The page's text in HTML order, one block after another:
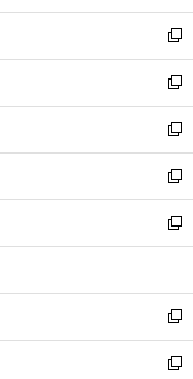
開
く
ウ
で
開
く
ン
ド
ウ
で
開
く
ウ
ィ
ン
ド
ウ
で
開
く
新
し
い
ウ
ィ
ン
ド
ウ
で
開
新
し
い
ウ
ィ
ン
ド
ウ
開
く
新
し
い
ウ
ィ
ン
ウ
で
開
く
新
し
い
ウ
ン
ド
ウ
で
新
し
ウ
ィ
ン
ド
新
し
い
新